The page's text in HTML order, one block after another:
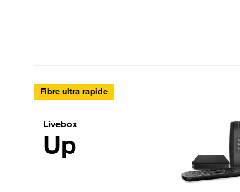
Fibre ultra rapide
Livebox Up Fibre
Livebox
Up